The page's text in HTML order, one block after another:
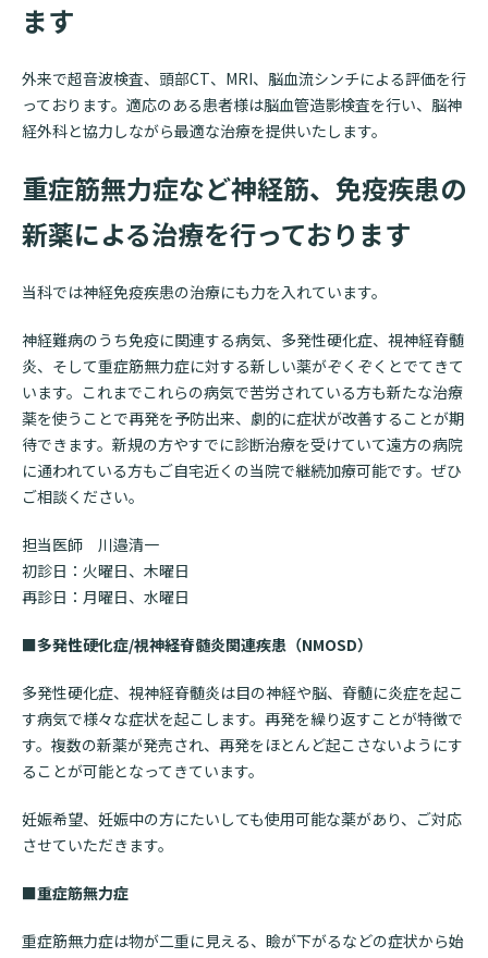
ます
外来で超音波検査、頭部CT、 MRI、脳血流シンチによる評価を行
っております。適応のある患者様は脳血管造影検査を行い、脳神
経外科と協力しながら最適な治療を提供いたします。
重症筋無力症など神経筋、免疫疾患の
新薬による治療を行っております
当科では神経免疫疾患の治療にも力を入れています。
神経難病のうち免疫に関連する病気、多発性硬化症、視神経脊髄
炎、そして重症筋無力症に対する新しい薬がぞくぞくとでてきて
います。これまでこれらの病気で苦労されている方も新たな治療
薬を使うことで再発を予防出来、劇的に症状が改善することが期
待できます。新規の方やすでに診断治療を受けていて遠方の病院
に通われている方もご自宅近くの当院で継続加療可能です。ぜひ
ご相談ください。
担当医師 川邉清一
初診日：火曜日、木曜日
再診日：月曜日、水曜日
■多発性硬化症/視神経脊髄炎関連疾患（NMOSD）
多発性硬化症、視神経脊髄炎は目の神経や脳、脊髄に炎症を起こ
す病気で様々な症状を起こします。再発を繰り返すことが特徴で
す。複数の新薬が発売され、再発をほとんど起こさないようにす
ることが可能となってきています。
妊娠希望、妊娠中の方にたいしても使用可能な薬があり、ご対応
させていただきます。
■重症筋無力症
重症筋無力症は物が二重に見える、瞼が下がるなどの症状から始